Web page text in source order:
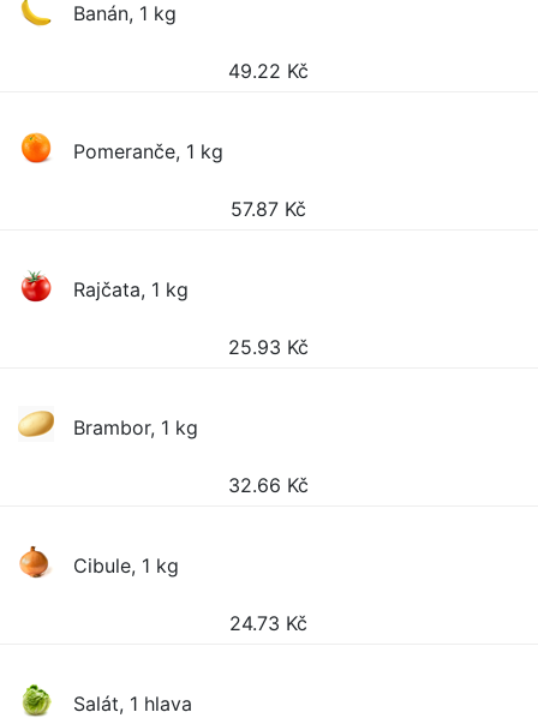
Banán, 1 kg
49.22 Kč
Pomeranče, 1 kg
57.87 Kč
Rajčata, 1 kg
25.93 Kč
Brambor, 1 kg
32.66 Kč
Cibule, 1 kg
24.73 Kč
Salát, 1 hlava